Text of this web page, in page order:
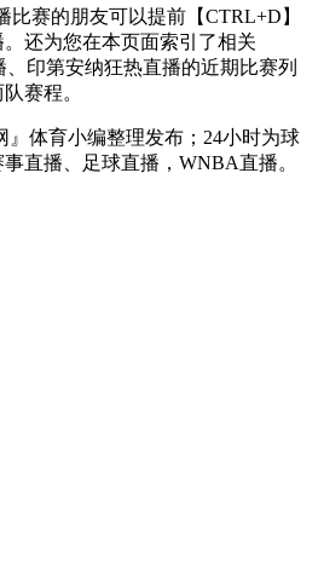
赛的朋友可以提前【CTRL+D】
还为您在本页面索引了相关
印第安纳狂热直播的近期比赛列
赛程。
体育小编整理发布；24小时为球
直播、足球直播，WNBA直播。